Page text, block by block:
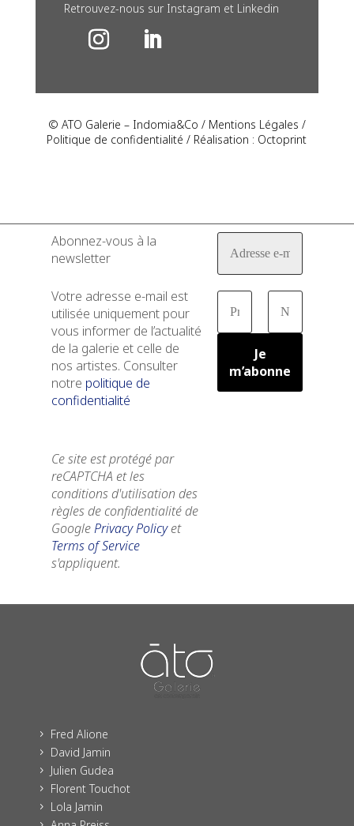
Retrouvez-nous sur Instagram et Linkedin
© ATO Galerie – Indomia&Co / Mentions Légales /
Politique de confidentialité / Réalisation : Octoprint
Abonnez-vous à la
newsletter
Votre adresse e-mail est
utilisée uniquement pour
vous informer de l’actualité
de la galerie et celle de
nos artistes. Consulter
notre politique de
confidentialité
Ce site est protégé par
reCAPTCHA et les
conditions d'utilisation des
règles de confidentialité de
GooglePrivacy Policyet
Terms of Service
s'appliquent.
5 Fred Alione
5 David Jamin
5 Julien Gudea
5 Florent Touchot
5 Lola Jamin